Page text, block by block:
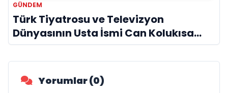
GÜNDEM
Türk Tiyatrosu ve Televizyon
Dünyasının Usta İsmi Can Kolukısa
Hayatını Kaybetti
Yorumlar (0)